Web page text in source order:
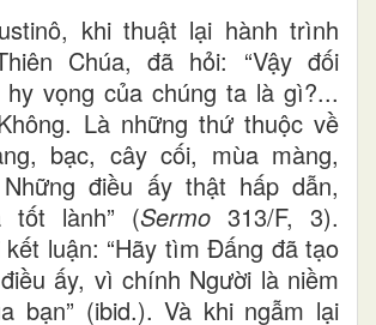
khi thuật lại hành trình
Chúa, đã hỏi: “Vậy đối
vọng của chúng ta là gì?...
Là những thứ thuộc về
bạc, cây cối, mùa màng,
điều ấy thật hấp dẫn,
tốt lành” (Sermo 313/F, 3).
luận: “Hãy tìm Đấng đã tạo
ấy, vì chính Người là niềm
bạn” (ibid.). Và khi ngẫm lại